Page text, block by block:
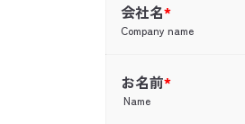
会社名*
Company name
お名前*
Name